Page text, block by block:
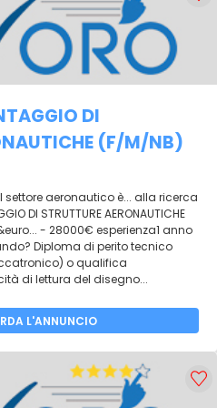
DI
(F/M/NB)
aeronautico è... alla ricerca
DI STRUTTURE AERONAUTICHE
- 28000€ esperienza1 anno
Diploma di perito tecnico
o qualifica
di lettura del disegno...
L'ANNUNCIO